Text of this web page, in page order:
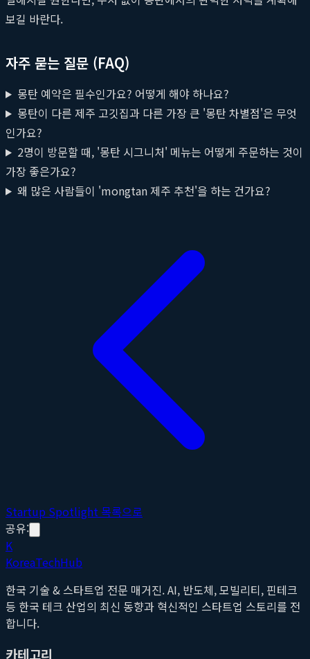
보길 바란다.
자주 묻는 질문 (FAQ)
몽탄 예약은 필수인가요? 어떻게 해야 하나요?
몽탄이 다른 제주 고깃집과 다른 가장 큰 '몽탄 차별점'은 무엇
인가요?
2명이 방문할 때, '몽탄 시그니처' 메뉴는 어떻게 주문하는 것이
가장 좋은가요?
왜 많은 사람들이 'mongtan 제주 추천'을 하는 건가요?
Startup Spotlight 목록으로
공유:
K
KoreaTechHub
한국 기술 & 스타트업 전문 매거진. AI, 반도체, 모빌리티, 핀테크
등 한국 테크 산업의 최신 동향과 혁신적인 스타트업 스토리를 전
합니다.
카테고리